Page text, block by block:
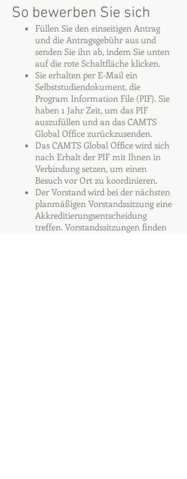
So bewerben Sie sich
Füllen Sie den einseitigen Antrag
und die Antragsgebühr aus und
senden Sie ihn ab, indem Sie unten
auf die rote Schaltfläche klicken.
Sie erhalten per E-Mail ein
Selbststudiendokument, die
Program Information File (PIF). Sie
haben 1 Jahr Zeit, um das PIF
auszufüllen und an das CAMTS
Global Office zurückzusenden.
Das CAMTS Global Office wird sich
nach Erhalt der PIF mit Ihnen in
Verbindung setzen, um einen
Besuch vor Ort zu koordinieren.
Der Vorstand wird bei der nächsten
planmäßigen Vorstandssitzung eine
Akkreditierungsentscheidung
treffen. Vorstandssitzungen finden